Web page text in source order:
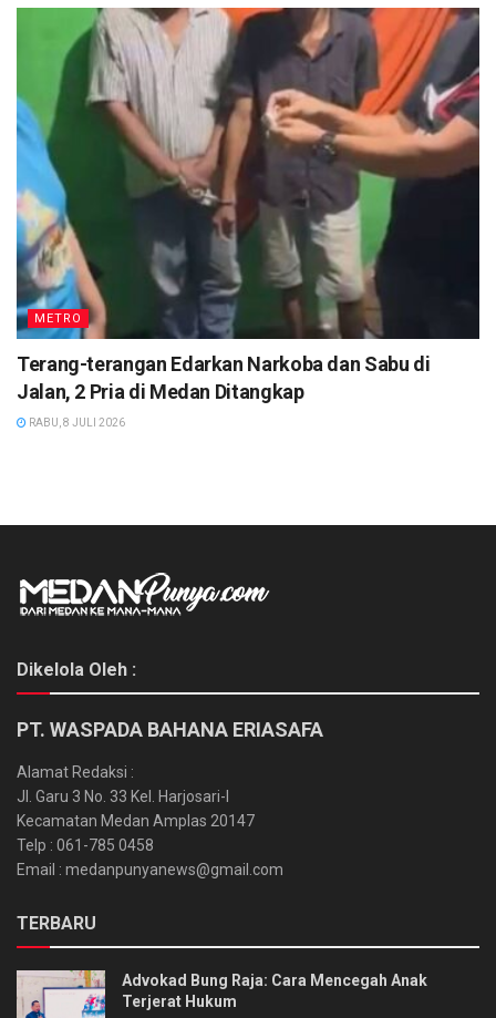
METRO
Terang-terangan Edarkan Narkoba dan Sabu di
Jalan, 2 Pria di Medan Ditangkap
RABU, 8 JULI 2026
Dikelola Oleh :
PT. WASPADA BAHANA ERIASAFA
Alamat Redaksi :
Jl. Garu 3 No. 33 Kel. Harjosari-I
Kecamatan Medan Amplas 20147
Telp : 061-785 0458
Email : medanpunyanews@gmail.com
TERBARU
Advokad Bung Raja: Cara Mencegah Anak
Terjerat Hukum